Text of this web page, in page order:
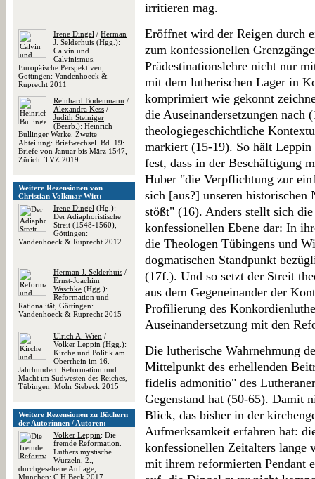
Irene Dingel / Herman
J. Selderhuis (Hgg.):
Calvin und
Calvinismus.
Europäische Perspektiven,
Göttingen: Vandenhoeck &
Ruprecht 2011
Reinhard Bodenmann /
Alexandra Kess /
Judith Steiniger
(Bearb.): Heinrich
Bullinger Werke. Zweite
Abteilung: Briefwechsel. Bd. 19:
Briefe von Januar bis März 1547,
Zürich: TVZ 2019
Weitere Rezensionen von
Christian Volkmar Witt:
Irene Dingel (Hg.):
Der Adiaphoristische
Streit (1548-1560),
Göttingen:
Vandenhoeck & Ruprecht 2012
Herman J. Selderhuis /
Ernst-Joachim
Waschke (Hgg.):
Reformation und
Rationalität, Göttingen:
Vandenhoeck & Ruprecht 2015
Ulrich A. Wien /
Volker Leppin (Hgg.):
Kirche und Politik am
Oberrhein im 16.
Jahrhundert. Reformation und
Macht im Südwesten des Reiches,
Tübingen: Mohr Siebeck 2015
Weitere Rezensionen zu Büchern
der Autorinnen / Autoren:
Volker Leppin: Die
fremde Reformation.
Luthers mystische
Wurzeln, 2.,
durchgesehene Auflage,
München: C.H.Beck 2017
irritieren mag.
Eröffnet wird der Reigen durch
zum konfessionellen
Prädestinationslehre nicht nur
mit dem lutherischen Lager in
komprimiert wie gekonnt
die Auseinandersetzungen nach
theologiegeschichtliche
markiert (15-19). So hält
fest, dass in der Beschäftigung
Huber "die Verpflichtung zur
sich [aus?] unseren
stößt" (16). Anders stellt sich
konfessionellen Ebene dar: In
die Theologen Tübingens und
dogmatischen Standpunkt
(17f.). Und so setzt der Streit
aus dem Gegeneinander der
Profilierung des
Auseinandersetzung mit den
Die lutherische Wahrnehmung
Mittelpunkt des erhellenden
fidelis admonitio" des
Gegenstand hat (50-65). Damit
Blick, das bisher in der
Aufmerksamkeit erfahren hat:
konfessionellen Zeitalters lange
mit ihrem reformierten Pendant